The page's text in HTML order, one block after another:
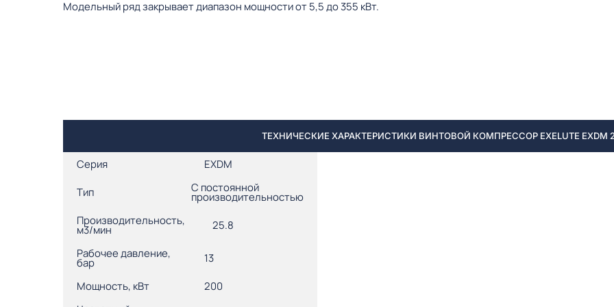
Модельный ряд закрывает диапазон мощности от 5,5 до 355 кВт.
ТЕХНИЧЕСКИЕ ХАРАКТЕРИСТИКИ ВИНТОВОЙ КОМПРЕССОР EXELUTE EXDM
Серия EXDM
Тип С постоянной
производительностью
Производительность,
м3/мин 25.8
Рабочее давление,
бар 13
Мощность, кВт
200